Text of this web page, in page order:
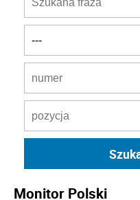
Monitor Polski